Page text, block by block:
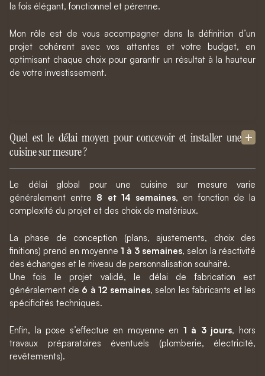
la fois élégant, fonctionnel et pérenne.
Mon rôle est de vous accompagner dans la définition d’un
projet cohérent avec vos attentes et votre budget, en
optimisant chaque choix pour garantir un résultat à la hauteur
de votre investissement.
Quel est le délai moyen pour concevoir et installer une
cuisine sur mesure ?
Le délai global pour une cuisine sur mesure varie
généralement entre 8 et 14 semaines, en fonction de la
complexité du projet et des choix de matériaux.
La phase de conception (plans, ajustements, choix des
finitions) prend en moyenne 1 à 3 semaines, selon la réactivité
des échanges et le niveau de personnalisation souhaité.
Une fois le projet validé, le délai de fabrication est
généralement de 6 à 12 semaines, selon les fabricants et les
spécificités techniques.
Enfin, la pose s’effectue en moyenne en 1 à 3 jours, hors
travaux préparatoires éventuels (plomberie, électricité,
revêtements).